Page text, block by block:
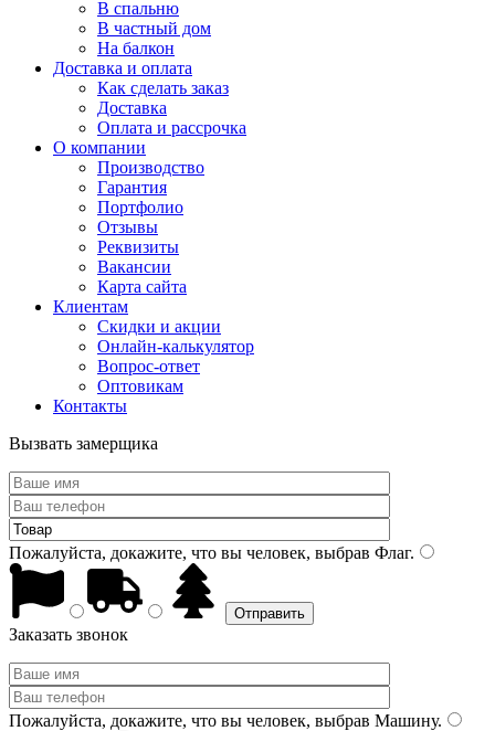
В спальню
В частный дом
На балкон
Доставка и оплата
Как сделать заказ
Доставка
Оплата и рассрочка
О компании
Производство
Гарантия
Портфолио
Отзывы
Реквизиты
Вакансии
Карта сайта
Клиентам
Скидки и акции
Онлайн-калькулятор
Вопрос-ответ
Оптовикам
Контакты
Вызвать замерщика
Пожалуйста, докажите, что вы человек, выбрав Флаг.
Заказать звонок
Пожалуйста, докажите, что вы человек, выбрав Машину.